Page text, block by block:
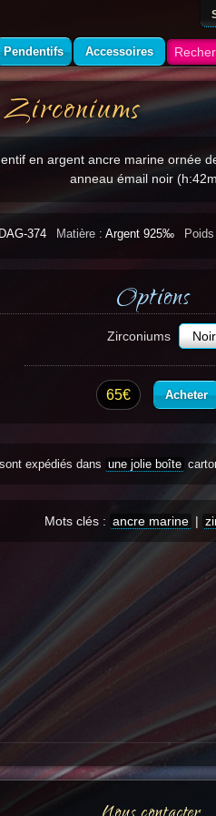
en argent ancre marine ornée
anneau émail noir
374 Matière : Argent 925‰
Options
Zirconiums
65€ Acheter
expédiés dans une jolie boîte
Mots clés : ancre marine |
Pendentifs Accessoires